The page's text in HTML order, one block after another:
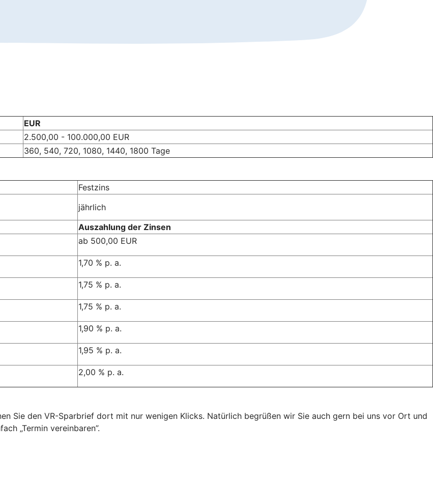
EUR
2.500,00 - 100.000,00 EUR
360, 540, 720, 1080, 1440, 1800 Tage
Festzins
jährlich
Auszahlung der Zinsen
ab 500,00 EUR
1,70 % p. a.
1,75 % p. a.
1,75 % p. a.
1,90 % p. a.
1,95 % p. a.
2,00 % p. a.
Sie den VR-Sparbrief dort mit nur wenigen Klicks. Natürlich begrüßen wir Sie auch gern bei uns vor Ort und
„Termin vereinbaren”.